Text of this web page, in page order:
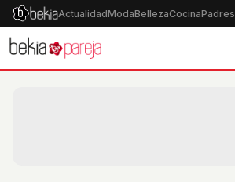
ActualidadModaBellezaCocinaPadres